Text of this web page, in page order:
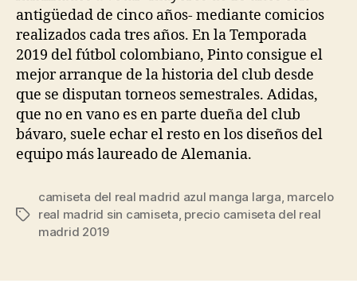
antigüedad de cinco años- mediante comicios
realizados cada tres años. En la Temporada
2019 del fútbol colombiano, Pinto consigue el
mejor arranque de la historia del club desde
que se disputan torneos semestrales. Adidas,
que no en vano es en parte dueña del club
bávaro, suele echar el resto en los diseños del
equipo más laureado de Alemania.
Etiquetas
camiseta del real madrid azul manga larga marcelo
real madrid sin camiseta precio camiseta del real
madrid 2019